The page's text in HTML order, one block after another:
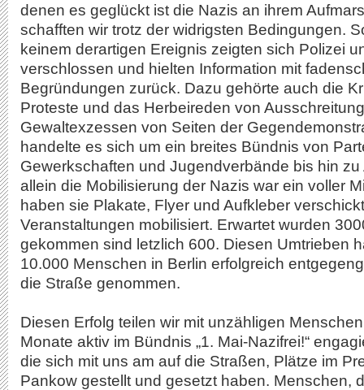
denen es geglückt ist die Nazis an ihrem
schafften wir trotz der widrigsten Bedingungen.
keinem derartigen Ereignis zeigten sich Polizei
verschlossen und hielten Information mit
Begründungen zurück. Dazu gehörte auch die
Proteste und das Herbeireden von
Gewaltexzessen von Seiten der
handelte es sich um ein breites Bündnis von
Gewerkschaften und Jugendverbände bis hin
allein die Mobilisierung der Nazis war ein voller
haben sie Plakate, Flyer und Aufkleber
Veranstaltungen mobilisiert. Erwartet wurden
gekommen sind letzlich 600. Diesen Umtrieben
10.000 Menschen in Berlin erfolgreich
die Straße genommen.
Diesen Erfolg teilen wir mit unzähligen
Monate aktiv im Bündnis „1. Mai-Nazifrei!“
die sich mit uns am auf die Straßen, Plätze im
Pankow gestellt und gesetzt haben. Menschen,